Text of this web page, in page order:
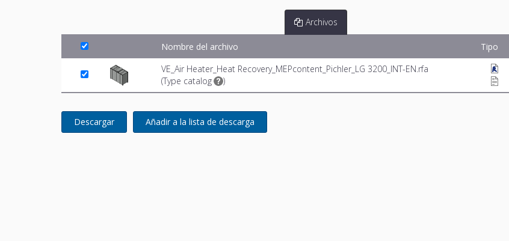
Archivos
Nombre del archivo Tipo
VE_Air Heater_Heat Recovery_MEPcontent_Pichler_LG 3200_INT-EN.rfa
(Type catalog )
Descargar Añadir a la lista de descarga